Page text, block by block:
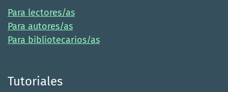
Para lectores/as
Para autores/as
Para bibliotecarios/as
Tutoriales